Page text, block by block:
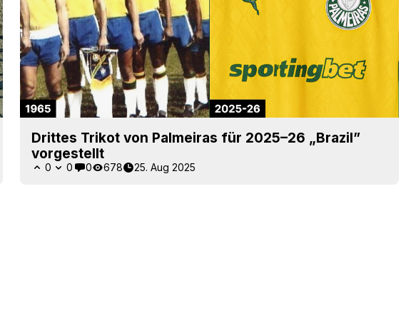
Drittes Trikot von Palmeiras für 2025–26 „Brazil”
vorgestellt
0 0 0 678 25. Aug 2025